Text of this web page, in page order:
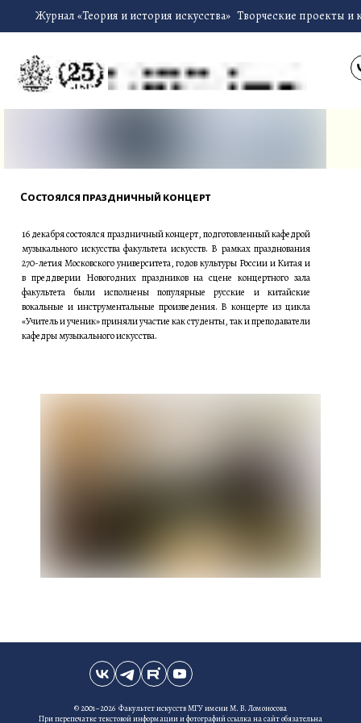
Журнал «Теория и история искусства» Творческие проекты и
16 декабря состоялся праздничный концерт, подготовленный кафедрой
музыкального искусства факультета искусств. В рамках празднования
270-летия Московского университета, годов культуры России и Китая и
в преддверии Новогодних праздников на сцене концертного зала
факультета были исполнены популярные русские и китайские
вокальные и инструментальные произведения. В концерте из цикла
«Учитель и ученик» приняли участие как студенты, так и преподаватели
кафедры музыкального искусства.
Состоялся праздничный концерт
© 2001–2026 Факультет искусств МГУ имени М. В. Ломоносова
При перепечатке текстовой информации и фотографий ссылка на сайт обязательна